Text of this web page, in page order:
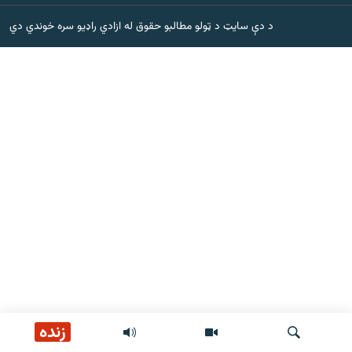
زنده
د دې سایټ د ټولو مطالبو حقوق له ازادي راډیو سره خوندي دي